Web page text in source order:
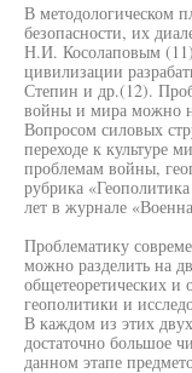
В методологическом
безопасности, их
Н.И. Косолаповым
цивилизации
Степин и др.(12).
войны и мира можно
Вопросом силовых
переходе к культуре
проблемам войны,
рубрика
лет в журнале
Проблематику
можно разделить на
общетеоретических и
геополитики и
В каждом из этих
достаточно большое
данном этапе